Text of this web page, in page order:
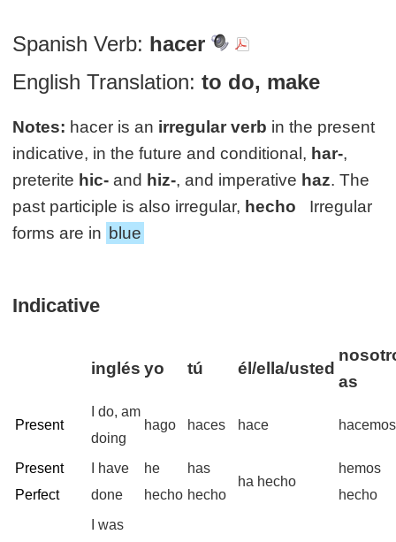
Spanish Verb: hacer
English Translation: to do, make
Notes: hacer is an irregular verb in the present
indicative, in the future and conditional, har-,
preterite hic- and hiz-, and imperative haz. The
past participle is also irregular, hecho Irregular
forms are in blue
Indicative
inglés yo tú él/ella/usted
as
Present
I do, am
doing
hago haces hace hacemos
Present
Perfect
I have
done
he
hecho
has
hecho
ha hecho
hemos
hecho
I was